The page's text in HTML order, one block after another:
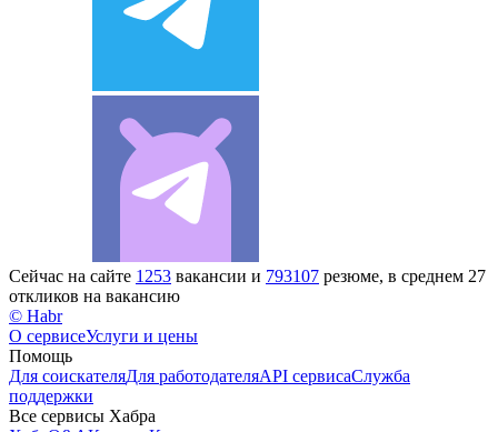
Сейчас на сайте 1253 вакансии и 793107 резюме, в среднем 27
откликов на вакансию
© Habr
О сервисеУслуги и цены
Помощь
Для соискателяДля работодателяAPI сервисаСлужба
поддержки
Все сервисы Хабра